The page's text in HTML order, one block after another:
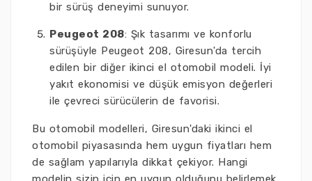
bir sürüş deneyimi sunuyor.
Peugeot 208: Şık tasarımı ve konforlu
sürüşüyle Peugeot 208, Giresun'da tercih
edilen bir diğer ikinci el otomobil modeli. İyi
yakıt ekonomisi ve düşük emisyon değerleri
ile çevreci sürücülerin de favorisi.
Bu otomobil modelleri, Giresun'daki ikinci el
otomobil piyasasında hem uygun fiyatları hem
de sağlam yapılarıyla dikkat çekiyor. Hangi